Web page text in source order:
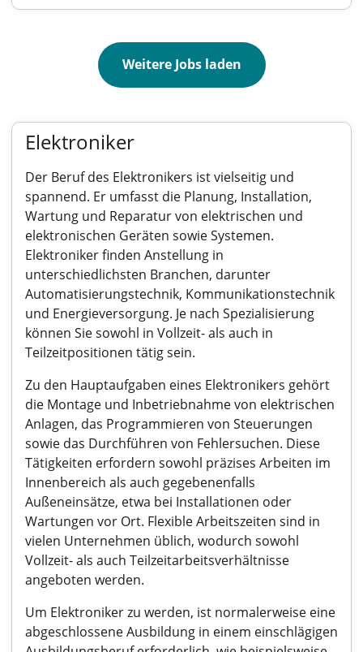
Weitere Jobs laden
Elektroniker
Der Beruf des Elektronikers ist vielseitig und
spannend. Er umfasst die Planung, Installation,
Wartung und Reparatur von elektrischen und
elektronischen Geräten sowie Systemen.
Elektroniker finden Anstellung in
unterschiedlichsten Branchen, darunter
Automatisierungstechnik, Kommunikationstechnik
und Energieversorgung. Je nach Spezialisierung
können Sie sowohl in Vollzeit- als auch in
Teilzeitpositionen tätig sein.
Zu den Hauptaufgaben eines Elektronikers gehört
die Montage und Inbetriebnahme von elektrischen
Anlagen, das Programmieren von Steuerungen
sowie das Durchführen von Fehlersuchen. Diese
Tätigkeiten erfordern sowohl präzises Arbeiten im
Innenbereich als auch gegebenenfalls
Außeneinsätze, etwa bei Installationen oder
Wartungen vor Ort. Flexible Arbeitszeiten sind in
vielen Unternehmen üblich, wodurch sowohl
Vollzeit- als auch Teilzeitarbeitsverhältnisse
angeboten werden.
Um Elektroniker zu werden, ist normalerweise eine
abgeschlossene Ausbildung in einem einschlägigen